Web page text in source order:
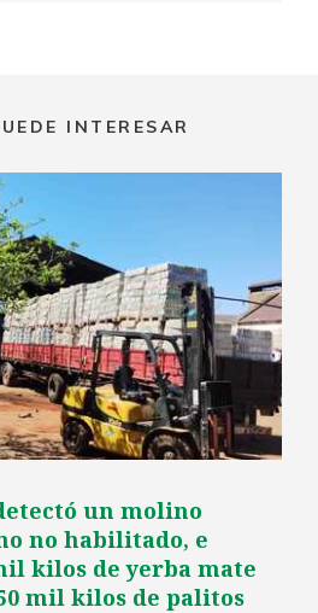
INTERESAR
un molino
no habilitado, e
kilos de yerba mate
mil kilos de palitos